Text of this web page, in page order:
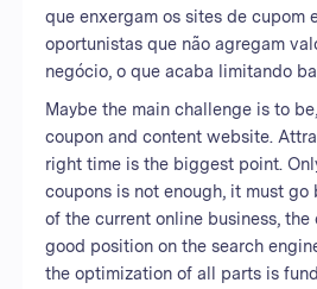
que enxergam os sites de cupom
oportunistas que não agregam
negócio, o que acaba limitando
Maybe the main challenge is to
coupon and content website.
right time is the biggest point.
coupons is not enough, it must go
of the current online business, the
good position on the search
the optimization of all parts is